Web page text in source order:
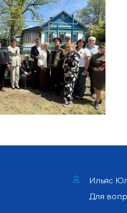
Ильяс
Для